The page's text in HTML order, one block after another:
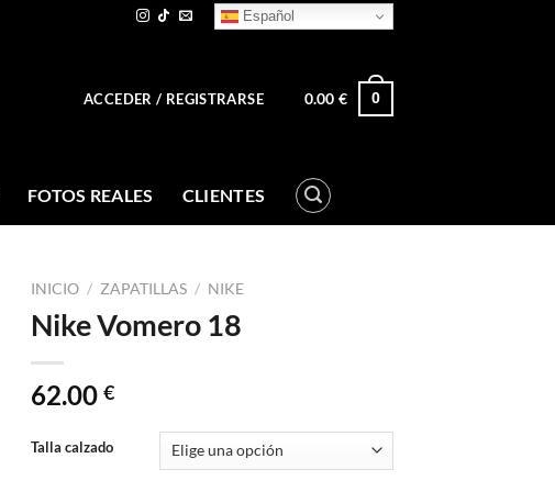
Español
ACCEDER / REGISTRARSE 0.00€ 0
FOTOS REALES CLIENTES
INICIO / ZAPATILLAS / NIKE
Nike Vomero 18
62.00 €
Talla calzado